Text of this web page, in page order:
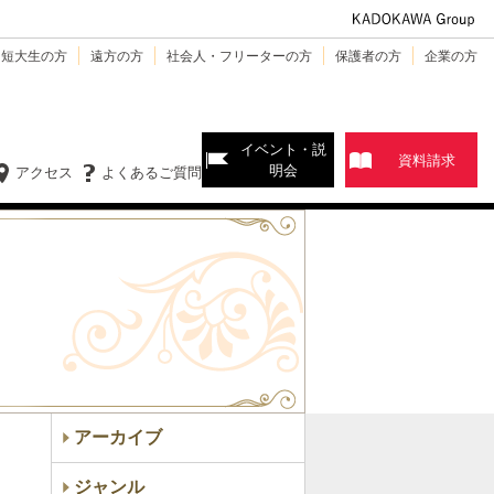
大生の方 遠方の方 社会人・フリーターの方 保護者の方 企業の方
よくあるご質問
アクセス
イベント・説
明会
資料請求
アーカイブ
ジャンル